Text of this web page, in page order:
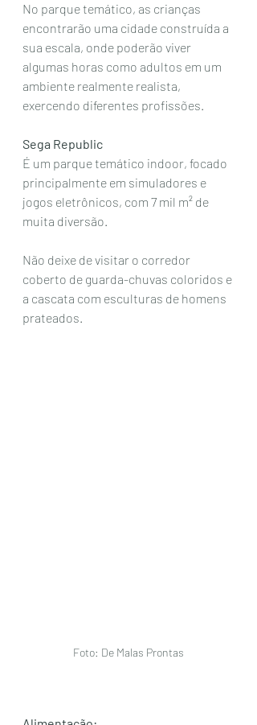
No parque temático, as crianças
encontrarão uma cidade construída a
sua escala, onde poderão viver
algumas horas como adultos em um
ambiente realmente realista,
exercendo diferentes profissões.
Sega Republic
É um parque temático indoor, focado
principalmente em simuladores e
jogos eletrônicos, com 7 mil m² de
muita diversão.
Não deixe de visitar o corredor
coberto de guarda-chuvas coloridos e
a cascata com esculturas de homens
prateados.
Foto: De Malas Prontas